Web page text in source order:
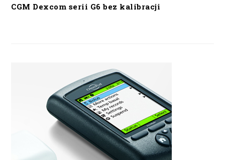
CGM Dexcom serii G6 bez kalibracji